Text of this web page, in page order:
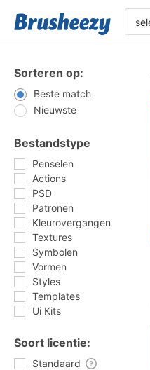
Sorteren op:
Beste match
Nieuwste
Bestandstype
Penselen
Actions
PSD
Patronen
Kleurovergangen
Textures
Symbolen
Vormen
Styles
Templates
Ui Kits
Soort licentie:
Standaard